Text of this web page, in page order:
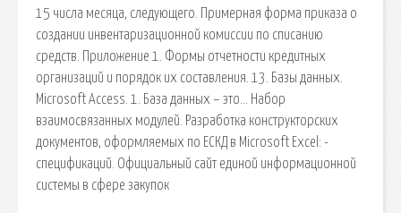
15 числа месяца, следующего. Примерная форма приказа о
создании инвентаризационной комиссии по списанию
средств. Приложение 1. Формы отчетности кредитных
организаций и порядок их составления. 13. Базы данных.
Microsoft Access. 1. База данных – это… Набор
взаимосвязанных модулей. Разработка конструкторских
документов, оформляемых по ЕСКД в Microsoft Excel: -
спецификаций. Официальный сайт единой информационной
системы в сфере закупок